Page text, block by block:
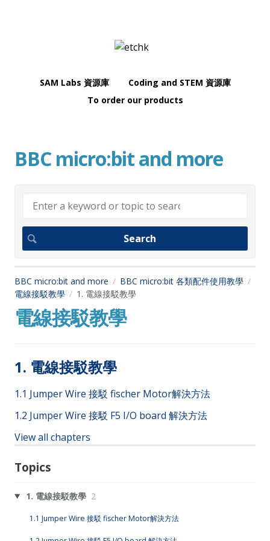
SAM Labs 資源庫
Coding and STEM 資源庫
To order our products
BBC micro:bit and more
BBC micro:bit and more
BBC micro:bit 各類配件使用教學
電線接駁教學
1. 電線接駁教學
電線接駁教學
1. 電線接駁教學
1.1 Jumper Wire 接駁 fischer Motor解決方法
1.2 Jumper Wire 接駁 F5 I/O board 解決方法
View all chapters
Topics
1. 電線接駁教學 2
1.1 Jumper Wire 接駁 fischer Motor解決方法